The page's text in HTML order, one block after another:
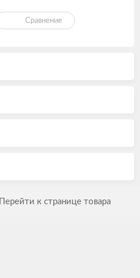
Сравнение
Перейти к странице товара